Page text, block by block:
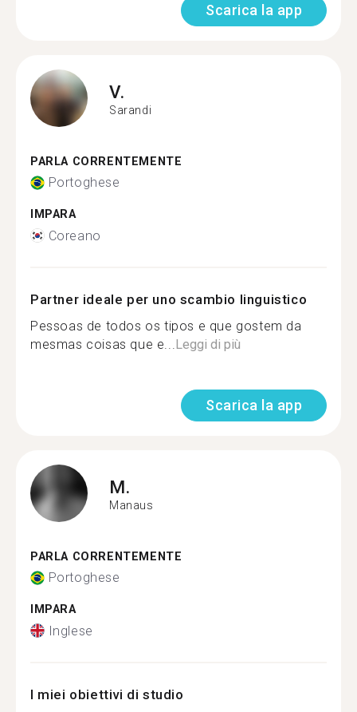
Scarica la app
V.
Sarandi
PARLA CORRENTEMENTE
Portoghese
IMPARA
Coreano
Partner ideale per uno scambio linguistico
Pessoas de todos os tipos e que gostem da
mesmas coisas que e... Leggi di più
Scarica la app
M.
Manaus
PARLA CORRENTEMENTE
Portoghese
IMPARA
Inglese
I miei obiettivi di studio